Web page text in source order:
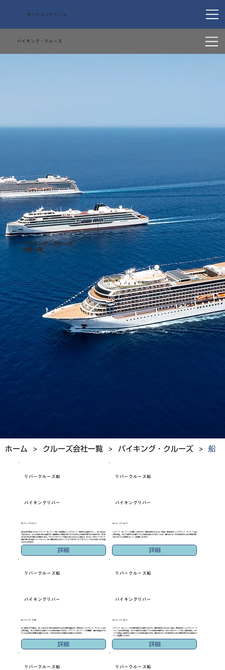
オーシャンドリーム
バイキング・クルーズ
バイキング・クルーズ
船舶一覧
ホーム > クルーズ会社一覧 > バイキング・クルーズ > 船
リバークルーズ船
バイキングリバー
ロングシップシリーズ
数々の賞を受賞しているバイキング・ロングシップは、革新的なエンジニアリング、洗練された北欧デザイン、そして控えめ
でありながら、どこか気品に満ちた客船です。目的地をより間近に感じていただけるよう綿密に設計された船内では、これま
でにない極上の快適さをお届けします。フルサイズのベランダを備えたゆったりとした客室や、ヨーロッパのリバークルーズ
客船で最大級を誇るスイートルーム、そして開放感あふれるオープンエアでのアルフレスコダイニングなどを心ゆくまでお楽
しみいただけます。
詳細
リバークルーズ船
バイキングリバー
ロングシップ - セーヌ
バイキング・ロングシップと同じ人気のデザイン要素を取り入れたセーヌ船は、最先端のエンジニアリング、ワンランク上の
上質な客室、そして洗練された北欧スタイルの内装を備えています。さらに、歴史あるセーヌ川を航行するために特別に設計
されたカスタムの船体とエンジンを搭載しています。
詳細
リバークルーズ船
バイキングリバー
ロングシップ - ドウロ
少人数制のドウロ船は、ポルトガルのドウロ川を航行するために特別に建造され、最新のエンジニアリング、ワンランク上の
上質な客室、そして洗練された北欧スタイルの内装を備えています。バイキング・ロングシップと同様に、様々な客室カテゴ
リーからお好みの部屋をお選びいただけ、いずれも川の壮大な景色をご堪能いただけます。
詳細
リバークルーズ船
バイキングリバー
ロングシップ - エルベ
バイキング・ロングシップで好評を得ている数多くのデザイン要素を取り入れたエルベ船は、最先端のエンジニアリング、ワ
ンランク上の上質な客室、そして洗練された北欧スタイルの内装が特徴です。もう一方のクラシックで少人数制の船も、デラ
ックスな客室と洗練された北欧スタイルの内装を備えており、歴史あるエルベ川を航行するために特別に設計された船体とエ
ンジンを搭載しています。
詳細
リバークルーズ船 リバークルーズ船